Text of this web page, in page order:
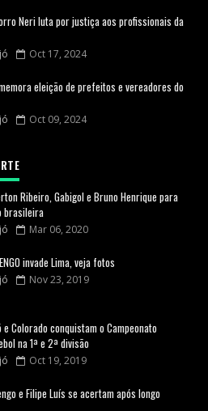
Neri luta por justiça aos profissionais da
Oct 17, 2024
eleição de prefeitos e vereadores do
Oct 09, 2024
Ribeiro, Gabigol e Bruno Henrique para
brasileira
Mar 06, 2020
invade Lima, veja fotos
Nov 23, 2019
Colorado conquistam o Campeonato
na 1ª e 2ª divisão
Oct 19, 2019
e Filipe Luís se acertam após longo